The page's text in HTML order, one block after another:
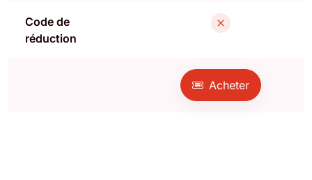
Code de
réduction
Acheter